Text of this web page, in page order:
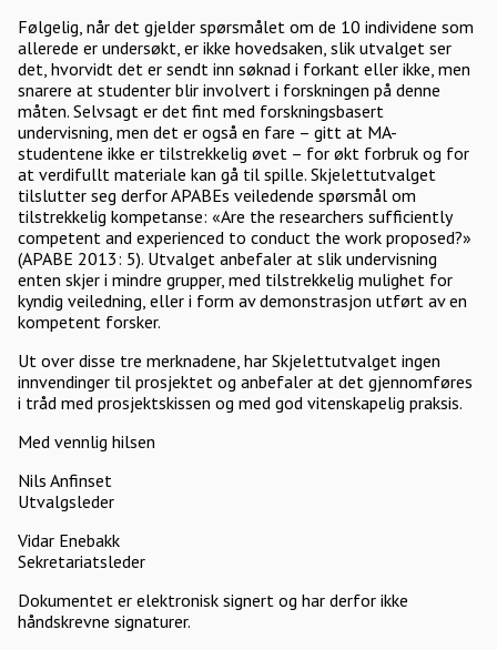
Følgelig, når det gjelder spørsmålet om de 10 individene som
allerede er undersøkt, er ikke hovedsaken, slik utvalget ser
det, hvorvidt det er sendt inn søknad i forkant eller ikke, men
snarere at studenter blir involvert i forskningen på denne
måten. Selvsagt er det fint med forskningsbasert
undervisning, men det er også en fare – gitt at MA-
studentene ikke er tilstrekkelig øvet – for økt forbruk og for
at verdifullt materiale kan gå til spille. Skjelettutvalget
tilslutter seg derfor APABEs veiledende spørsmål om
tilstrekkelig kompetanse: «Are the researchers sufficiently
competent and experienced to conduct the work proposed?»
(APABE 2013: 5). Utvalget anbefaler at slik undervisning
enten skjer i mindre grupper, med tilstrekkelig mulighet for
kyndig veiledning, eller i form av demonstrasjon utført av en
kompetent forsker.
Ut over disse tre merknadene, har Skjelettutvalget ingen
innvendinger til prosjektet og anbefaler at det gjennomføres
i tråd med prosjektskissen og med god vitenskapelig praksis.
Med vennlig hilsen
Nils Anfinset
Utvalgsleder
Vidar Enebakk
Sekretariatsleder
Dokumentet er elektronisk signert og har derfor ikke
håndskrevne signaturer.